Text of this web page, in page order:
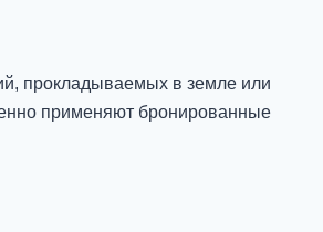
прокладываемых в земле или
применяют бронированные